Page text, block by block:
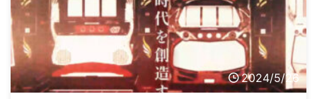
2024/5/26